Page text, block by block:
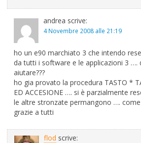
andrea scrive:
4 Novembre 2008 alle 21:19
ho un e90 marchiato 3 che intendo
da tutti i software e le applicazioni 3 ….
aiutare???
ho gia provato la procedura TASTO *
ED ACCESIONE …. si è parzialmente
le altre stronzate permangono …. come
grazie a tutti
flod scrive: